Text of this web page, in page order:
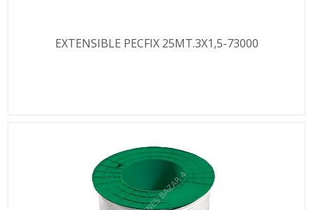
EXTENSIBLE PECFIX 25MT.3X1,5-73000